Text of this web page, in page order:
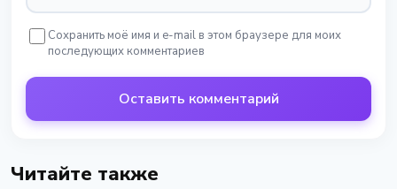
Сохранить моё имя и e-mail в этом браузере для моих
последующих комментариев
Оставить комментарий
Читайте также